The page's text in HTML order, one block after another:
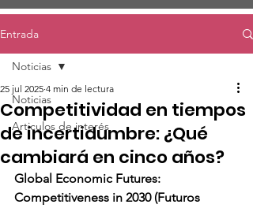
Entrada
Noticias
Articulos de interés
Noticias
Competitividad en tiempos
de incertidumbre: ¿Qué
cambiará en cinco años?
25 jul 2025 4 min de lectura
Global Economic Futures:
Competitiveness in 2030 (Futuros